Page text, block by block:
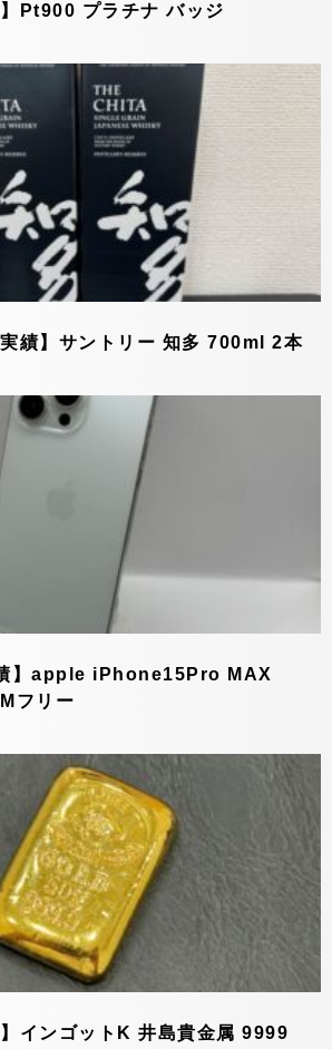
】Pt900 プラチナ バッジ
実績】サントリー 知多 700ml 2本
】apple iPhone15Pro MAX
フリー
】インゴットK 井島貴金属 9999